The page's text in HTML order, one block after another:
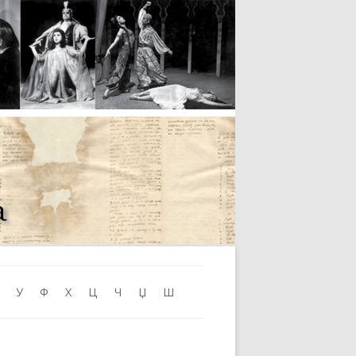
У Ф Х Ц Ч Џ Ш